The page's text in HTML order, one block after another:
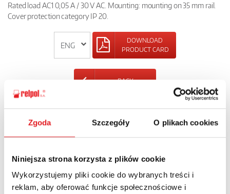
Zgoda Szczegóły O plikach cookies
Niniejsza strona korzysta z plików cookie
Wykorzystujemy pliki cookie do wybranych treści i
reklam, aby oferować funkcje społecznościowe i
Rated load AC1 0,05 A / 30 V AC. Mounting: mounting on 35 mm rail.
Cover protection category IP 20.
DOWNLOAD
PRODUCT CARD
BACK
Name: *